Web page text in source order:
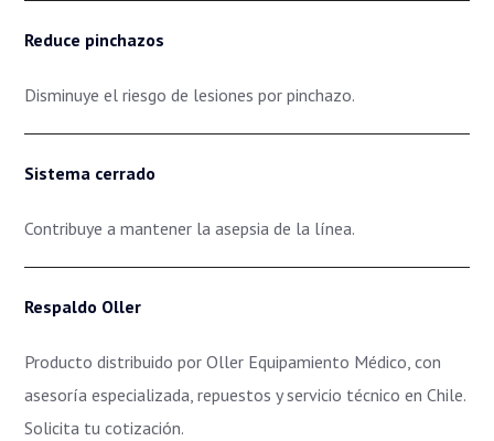
Reduce pinchazos
Disminuye el riesgo de lesiones por pinchazo.
Sistema cerrado
Contribuye a mantener la asepsia de la línea.
Respaldo Oller
Producto distribuido por Oller Equipamiento Médico, con
asesoría especializada, repuestos y servicio técnico en Chile.
Solicita tu cotización.